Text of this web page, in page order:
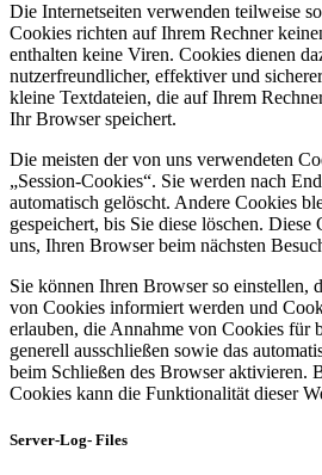
Die Internetseiten verwenden teilweise
Cookies richten auf Ihrem Rechner
enthalten keine Viren. Cookies dienen
nutzerfreundlicher, effektiver und
kleine Textdateien, die auf Ihrem
Ihr Browser speichert.
Die meisten der von uns verwendeten
„Session-Cookies“. Sie werden nach
automatisch gelöscht. Andere Cookies
gespeichert, bis Sie diese löschen. Diese
uns, Ihren Browser beim nächsten
Sie können Ihren Browser so einstellen,
von Cookies informiert werden und
erlauben, die Annahme von Cookies für
generell ausschließen sowie das
beim Schließen des Browser aktivieren.
Cookies kann die Funktionalität dieser
Server-Log- Files